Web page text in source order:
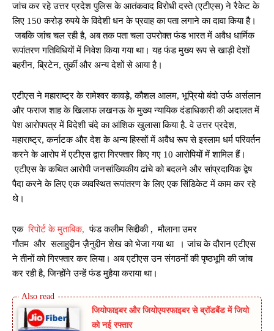
जांच कर रहे उत्तर प्रदेश पुलिस के आतंकवाद विरोधी दस्ते (एटीएस) ने रैकेट के
लिए 150 करोड़ रुपये के विदेशी धन के प्रवाह का पता लगाने का दावा किया है।
जबकि जांच चल रही है, अब तक पता चला उपरोक्त फंड भारत में अवैध धार्मिक
रूपांतरण गतिविधियों में निवेश किया गया था। यह फंड मुख्य रूप से खाड़ी देशों
बहरीन, ब्रिटेन, तुर्की और अन्य देशों से आया है।
एटीएस ने महाराष्ट्र के रामेश्वर कावड़े, कौशल आलम, भूप्रियो बंदो उर्फ ​​अर्सलान
और फराज शाह के खिलाफ लखनऊ के मुख्य न्यायिक दंडाधिकारी की अदालत में
पेश आरोपपत्र में विदेशी चंदे का आंशिक खुलासा किया है. वे उत्तर प्रदेश,
महाराष्ट्र, कर्नाटक और देश के अन्य हिस्सों में अवैध रूप से इस्लाम धर्म परिवर्तन
करने के आरोप में एटीएस द्वारा गिरफ्तार किए गए 10 आरोपियों में शामिल हैं।
एटीएस के कथित आरोपी जनसांख्यिकीय ढांचे को बदलने और सांप्रदायिक द्वेष
पैदा करने के लिए एक व्यवस्थित रूपांतरण के लिए एक सिंडिकेट में काम कर रहे
थे।
एकरिपोर्ट के मुताबिक, फंड कलीम सिद्दीकी , मौलाना उमर
गौतम और सलाहुद्दीन ज़ैनुद्दीन शेख को भेजा गया था । जांच के दौरान एटीएस
ने तीनों को गिरफ्तार कर लिया। अब एटीएस उन संगठनों की पृष्ठभूमि की जांच
कर रही है, जिन्होंने उन्हें फंड मुहैया कराया था।
जियोफाइबर और जियोएयरफाइबर से ब्रॉडबैंड में जियो
को नई रफ्तार